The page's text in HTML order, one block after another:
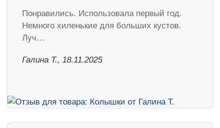
Понравились. Использовала первый год.
Немного хиленькие для больших кустов.
Луч…
Галина Т., 18.11.2025